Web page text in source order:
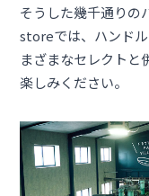
そうした幾千通りの
storeでは、ハンド
まざまなセレクトと
楽しみください。